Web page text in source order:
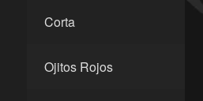
Corta
Ojitos Rojos